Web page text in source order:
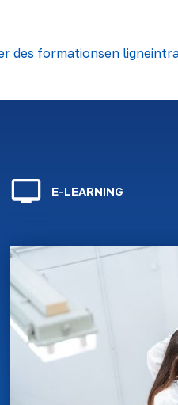
des formationsen ligne
E-LEARNING